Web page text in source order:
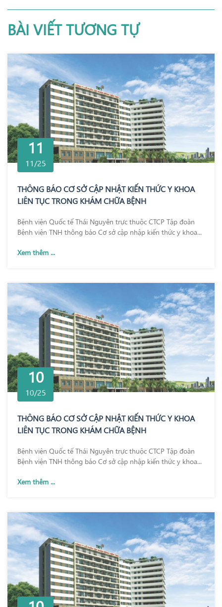
BÀI VIẾT TƯƠNG TỰ
11
11/25
THÔNG BÁO CƠ SỞ CẬP NHẬT KIẾN THỨC Y KHOA
LIÊN TỤC TRONG KHÁM CHỮA BỆNH
Bệnh viện Quốc tế Thái Nguyên trực thuộc CTCP Tập đoàn
Bệnh viện TNH thông báo Cơ sở cập nhập kiến thức y khoa...
Xem thêm ...
10
10/25
THÔNG BÁO CƠ SỞ CẬP NHẬT KIẾN THỨC Y KHOA
LIÊN TỤC TRONG KHÁM CHỮA BỆNH
Bệnh viện Quốc tế Thái Nguyên trực thuộc CTCP Tập đoàn
Bệnh viện TNH thông báo Cơ sở cập nhập kiến thức y khoa...
Xem thêm ...